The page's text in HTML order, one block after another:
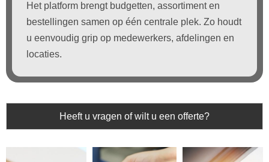
Het platform brengt budgetten, assortiment en
bestellingen samen op één centrale plek. Zo houdt
u eenvoudig grip op medewerkers, afdelingen en
locaties.
Heeft u vragen of wilt u een offerte?